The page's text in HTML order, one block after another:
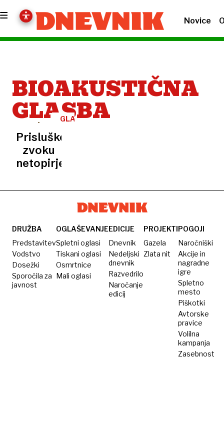
Novice
BIOAKUSTIČNA
GLASBA
GLASBA
Prisluškovanja
zvoku
netopirjev
DRUŽBA
Predstavitev
Vodstvo
Dosežki
Sporočila za
javnost
OGLAŠEVANJE
Spletni oglasi
Tiskani oglasi
Osmrtnice
Mali oglasi
EDICIJE
Dnevnik
Nedeljski
dnevnik
Razvedrilo
Naročanje
edicij
PROJEKTI
Gazela
Zlata nit
POGOJI
Naročniški
Akcije in
nagradne
igre
Spletno
mesto
Piškotki
Avtorske
pravice
Volilna
kampanja
Zasebnost